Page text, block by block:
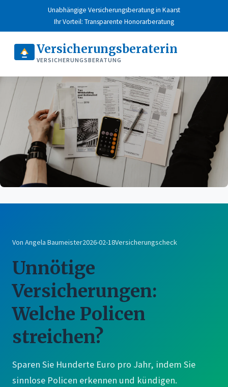
Unabhängige Versicherungsberatung in Kaarst
Ihr Vorteil: Transparente Honorarberatung
Versicherungsberaterin
VERSICHERUNGSBERATUNG
Von Angela Baumeister2026-02-18Versicherungscheck
Unnötige
Versicherungen:
Welche Policen
streichen?
Sparen Sie Hunderte Euro pro Jahr, indem Sie
sinnlose Policen erkennen und kündigen.